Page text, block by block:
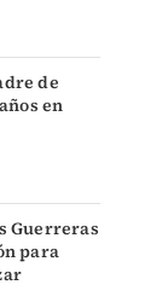
de
en
Guerreras
para